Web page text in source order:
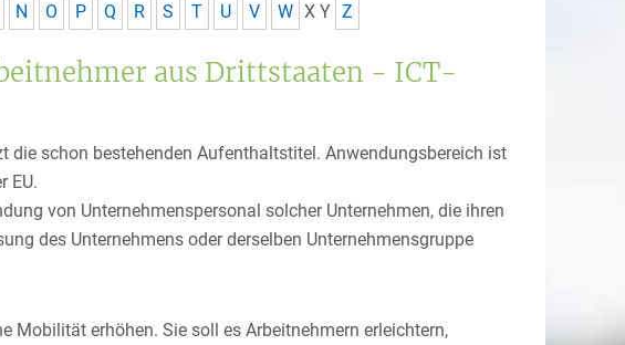
N O P Q R S T U V W X Y Z
aus Drittstaaten - ICT-
die schon bestehenden Aufenthaltstitel. Anwendungsbereich ist
EU.
von Unternehmenspersonal solcher Unternehmen, die ihren
des Unternehmens oder derselben Unternehmensgruppe
Mobilität erhöhen. Sie soll es Arbeitnehmern erleichtern,